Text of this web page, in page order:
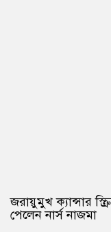
জরায়ুমুখ ক্যান্সার
পেলেন নার্স নাজমা